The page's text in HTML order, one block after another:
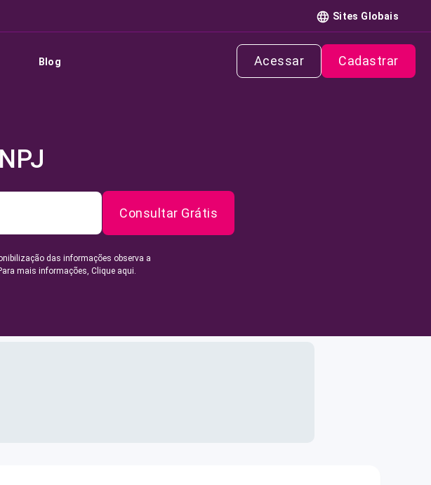
Sites Globais
Blog Acessar Cadastrar
Consultar Grátis
das informações observa a
mais informações, Clique aqui.